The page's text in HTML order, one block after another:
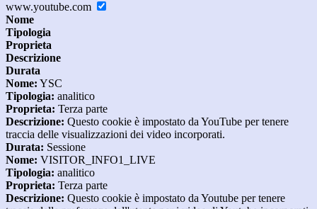
www.youtube.com
Nome
Tipologia
Proprieta
Descrizione
Durata
Nome: YSC
Tipologia: analitico
Proprieta: Terza parte
Descrizione: Questo cookie è impostato da YouTube per tenere
traccia delle visualizzazioni dei video incorporati.
Durata: Sessione
Nome: VISITOR_INFO1_LIVE
Tipologia: analitico
Proprieta: Terza parte
Descrizione: Questo cookie è impostato da Youtube per tenere